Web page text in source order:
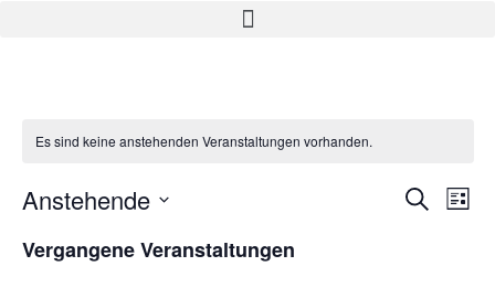
Es sind keine anstehenden Veranstaltungen vorhanden.
Suche
Liste
Anstehende
wählen.
Vergangene Veranstaltungen